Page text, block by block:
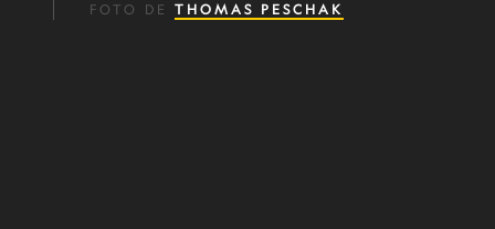
FOTO DE THOMAS PESCHAK